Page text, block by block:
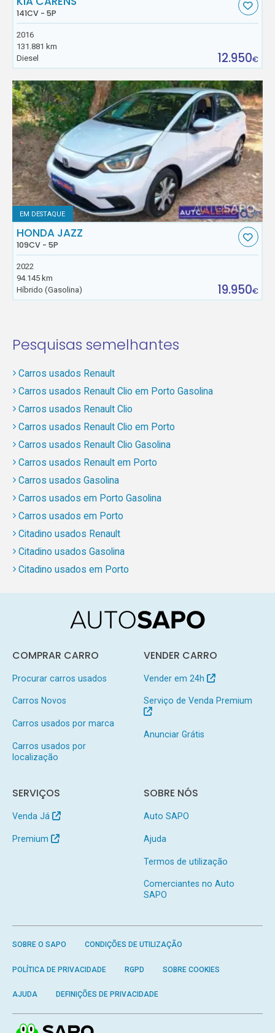
141CV - 5P
2016
131.881 km
Diesel
12.950€
EM DESTAQUE
HONDA JAZZ
109CV - 5P
2022
94.145 km
Híbrido (Gasolina)
19.950€
Pesquisas semelhantes
Carros usados Renault
Carros usados Renault Clio em Porto Gasolina
Carros usados Renault Clio
Carros usados Renault Clio em Porto
Carros usados Renault Clio Gasolina
Carros usados Renault em Porto
Carros usados Gasolina
Carros usados em Porto Gasolina
Carros usados em Porto
Citadino usados Renault
Citadino usados Gasolina
Citadino usados em Porto
COMPRAR CARRO
Procurar carros usados
Carros Novos
Carros usados por marca
Carros usados por
localização
VENDER CARRO
Vender em 24h
Serviço de Venda Premium
Anunciar Grátis
SERVIÇOS
Venda Já
Premium
SOBRE NÓS
Auto SAPO
Ajuda
Termos de utilização
Comerciantes no Auto
SAPO
SOBRE O SAPO CONDIÇÕES DE UTILIZAÇÃO
POLÍTICA DE PRIVACIDADE RGPD SOBRE COOKIES
AJUDA DEFINIÇÕES DE PRIVACIDADE